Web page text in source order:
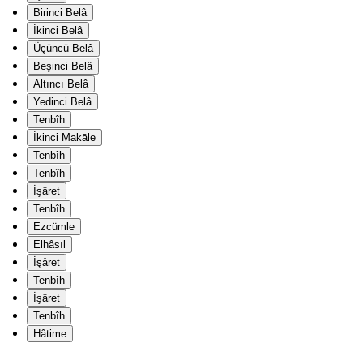
Birinci Belâ
İkinci Belâ
Üçüncü Belâ
Beşinci Belâ
Altıncı Belâ
Yedinci Belâ
Tenbîh
İkinci Makāle
Tenbîh
Tenbîh
İşâret
Tenbîh
Ezcümle
Elhâsıl
İşâret
Tenbîh
İşâret
Tenbîh
Hâtime